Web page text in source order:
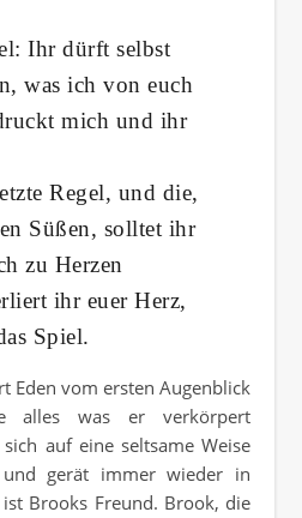
Ihr dürft selbst
was ich von euch
mich und ihr
Regel, und die,
Süßen, solltet ihr
zu Herzen
ihr euer Herz,
Spiel.
Eden vom ersten Augenblick
alles was er verkörpert
auf eine seltsame Weise
gerät immer wieder in
Brooks Freund. Brook, die